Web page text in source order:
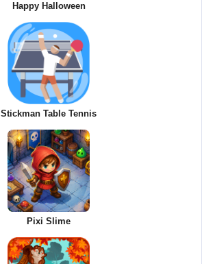
Happy Halloween
Stickman Table Tennis
Pixi Slime